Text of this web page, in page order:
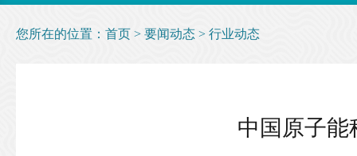
您所在的位置： 首页 > 要闻动态 > 行业动态
中国原子能